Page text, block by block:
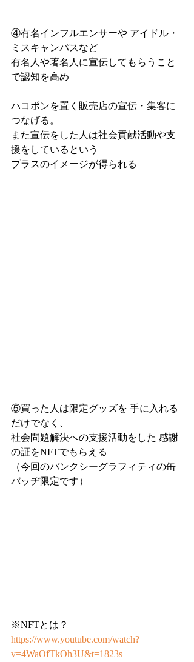
④有名インフルエンサーや アイドル・
ミスキャンパスなど
有名人や著名人に宣伝してもらうこと
で認知を高め
ハコポンを置く販売店の宣伝・集客に
つなげる。
また宣伝をした人は社会貢献活動や支
援をしているという
プラスのイメージが得られる
⑤買った人は限定グッズを 手に入れる
だけでなく、
社会問題解決への支援活動をした 感謝
の証をNFTでもらえる
（今回のバンクシーグラフィティの缶
バッヂ限定です）
※NFTとは？
https://www.youtube.com/watch?
v=4WaOfTkOh3U&t=1823s